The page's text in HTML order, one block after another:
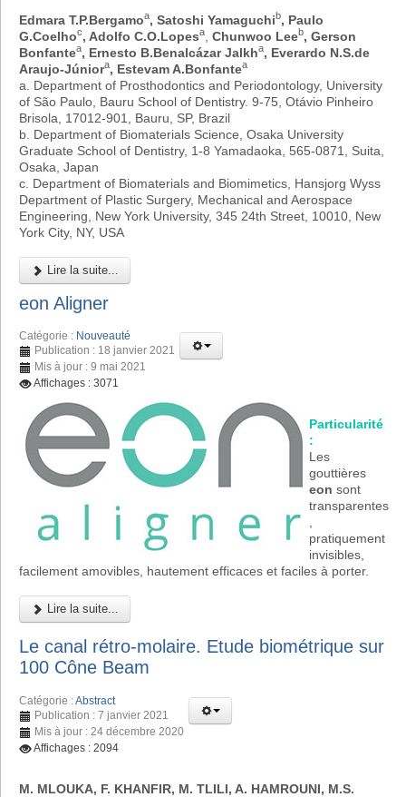
Edmara T.P.Bergamoa, Satoshi Yamaguchib, Paulo
G.Coelhoc, Adolfo C.O.Lopesa Chunwoo Leeb, Gerson
Bonfantea, Ernesto B.Benalcázar Jalkha, Everardo N.S.de
Araujo-Júniora, Estevam A.Bonfantea
a. Department of Prosthodontics and Periodontology, University
of São Paulo, Bauru School of Dentistry. 9-75, Otávio Pinheiro
Brisola, 17012-901, Bauru, SP, Brazil
b. Department of Biomaterials Science, Osaka University
Graduate School of Dentistry, 1-8 Yamadaoka, 565-0871, Suita,
Osaka, Japan
c. Department of Biomaterials and Biomimetics, Hansjorg Wyss
Department of Plastic Surgery, Mechanical and Aerospace
Engineering, New York University, 345 24th Street, 10010, New
York City, NY, USA
Lire la suite...
eon Aligner
Catégorie : Nouveauté
Publication : 18 janvier 2021
Mis à jour : 9 mai 2021
Affichages : 3071
Particularité
:
Les
gouttières
eon sont
transparentes
,
pratiquement
invisibles,
facilement amovibles, hautement efficaces et faciles à porter.
Lire la suite...
Le canal rétro-molaire. Etude biométrique sur
100 Cône Beam
Catégorie :Abstract
Publication : 7 janvier 2021
Mis à jour : 24 décembre 2020
Affichages : 2094
M. MLOUKA, F. KHANFIR, M. TLILI, A. HAMROUNI, M.S.